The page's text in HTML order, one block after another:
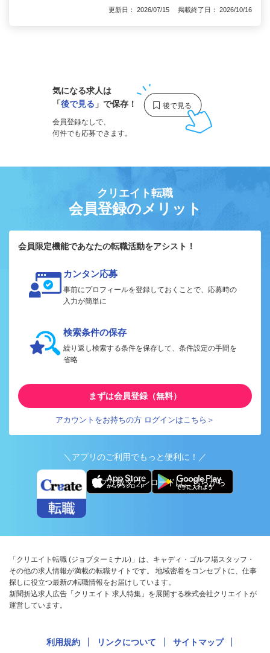
更新日： 2026/07/15 掲載終了日： 2026/10/16
気になる求人は
「後で見る 」で保存！
会員登録なしで、
何件でも応募できます。
クリエイト転職
会員登録のメリット
会員限定機能であなたの転職活動をアシスト！
カンタン応募
事前にプロフィールを登録しておくことで、応募時の
入力が簡単に
検索条件の保存
繰り返し検索する条件を保存して、条件設定の手間を
省略
まずは会員登録（無料）
アカウントをお持ちの方 ログインはこちら＞
＼アプリのご利用でもっと便利に！／
アプリ版ダウンロードはこちらから
「クリエイト転職 (ジョブターミナル)」は、キャディ・ゴルフ場スタッフ・
その他の求人情報が満載の転職サイトです。 地域密着をコンセプトに、仕事
探しに役立つ最新の転職情報をお届けしています。
新聞折込求人広告「クリエイト 求人特集」を展開する株式会社クリエイトが
運営しています。
利用規約 リンクについて
サイトマップ